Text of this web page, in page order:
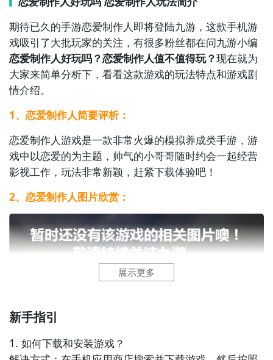
期待已久的手游恋爱制作人即将登陆九游，这款手机游
戏吸引了大批玩家的关注，有很多粉丝都在问九游小编
恋爱制作人好玩吗？恋爱制作人值不值得玩？现在就为
大家来简单分析下，看看这款游戏的玩法特点和游戏剧
情介绍。
1、恋爱制作人简要评析：
恋爱制作人游戏是一款非常火爆的模拟养成类手游，游
戏中以恋爱的为主题，帅气的小哥哥随时约会一起经营
影视工作，玩法非常新颖，赶紧下载体验吧！
2、恋爱制作人图片欣赏：
展示更多
新手指引
1. 如何下载和安装游戏？